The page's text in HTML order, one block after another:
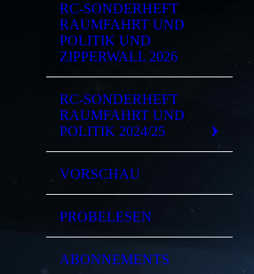
RC-SONDERHEFT
RAUMFAHRT UND
POLITIK UND
ZIPPERWALL 2026
RC-SONDERHEFT
RAUMFAHRT UND
POLITIK 2024/25
VORSCHAU
PROBELESEN
ABONNEMENTS